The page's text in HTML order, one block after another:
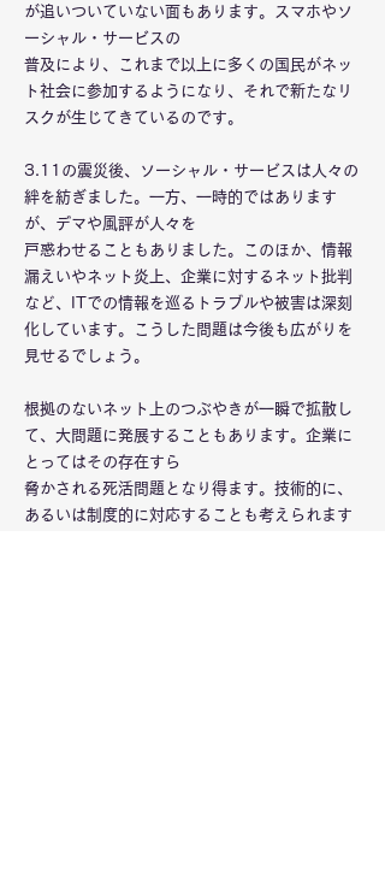
が追いついていない面もあります。スマホやソ
ーシャル・サービスの
普及により、これまで以上に多くの国民がネッ
ト社会に参加するようになり、それで新たなリ
スクが生じてきているのです。
3.11の震災後、ソーシャル・サービスは人々の
絆を紡ぎました。一方、一時的ではあります
が、デマや風評が人々を
戸惑わせることもありました。このほか、情報
漏えいやネット炎上、企業に対するネット批判
など、ITでの情報を巡るトラブルや被害は深刻
化しています。こうした問題は今後も広がりを
見せるでしょう。
根拠のないネット上のつぶやきが一瞬で拡散し
て、大問題に発展することもあります。企業に
とってはその存在すら
脅かされる死活問題となり得ます。技術的に、
あるいは制度的に対応することも考えられます